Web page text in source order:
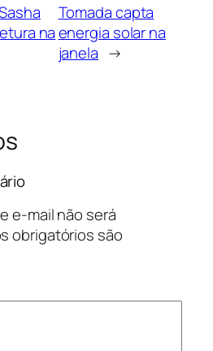
na
Tomada capta
energia solar na
janela →
e-mail não será
obrigatórios são